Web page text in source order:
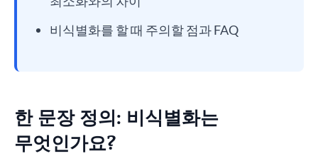
비식별화를 할 때 주의할 점과 FAQ
한 문장 정의: 비식별화는
무엇인가요?